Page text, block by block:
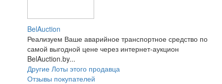
BelAuction
Реализуем Ваше аварийное транспортное средство по
самой выгодной цене через интернет-аукцион
BelAuction.by...
Другие Лоты этого продавца
Отзывы покупателей